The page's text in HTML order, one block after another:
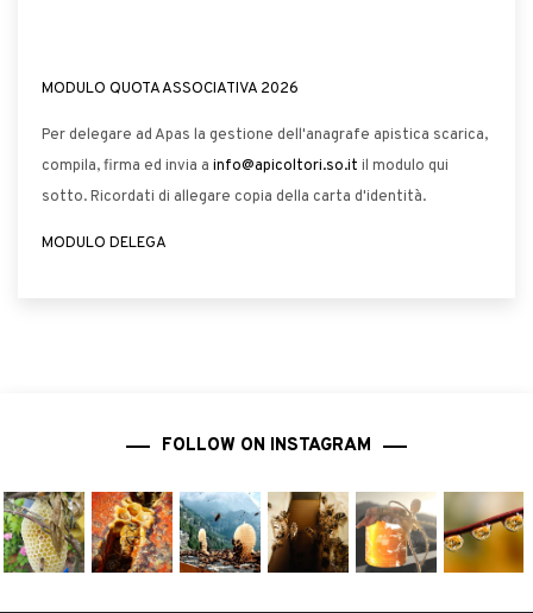
MODULO QUOTA ASSOCIATIVA 2026
Per delegare ad Apas la gestione dell'anagrafe apistica scarica,
compila, firma ed invia a info@apicoltori.so.it il modulo qui
sotto. Ricordati di allegare copia della carta d'identità.
MODULO DELEGA
FOLLOW ON INSTAGRAM